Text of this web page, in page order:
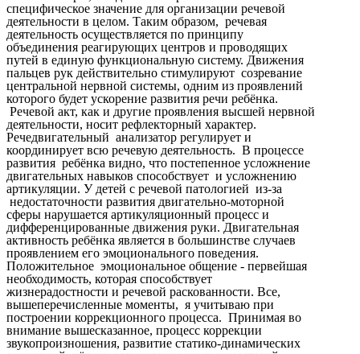
специфическое значение для организации речевой
деятельности в целом. Таким образом, речевая
деятельность осуществляется по принципу
объединения реагирующих центров и проводящих
путей в единую функциональную систему. Движения
пальцев рук действительно стимулируют созревание
центральной нервной системы, одним из проявлений
которого будет ускорение развития речи ребёнка.
Речевой акт, как и другие проявления высшей нервной
деятельности, носит рефлекторный характер.
Речедвигательный анализатор регулирует и
координирует всю речевую деятельность. В процессе
развития ребёнка видно, что постепенное усложнение
двигательных навыков способствует и усложнению
артикуляции. У детей с речевой патологией из-за
недостаточности развития двигательно-моторной
сферы нарушается артикуляционный процесс и
дифференцированные движения руки. Двигательная
активность ребёнка является в большинстве случаев
проявлением его эмоционального поведения.
Положительное эмоциональное общение - первейшая
необходимость, которая способствует
жизнерадостности и речевой раскованности. Все,
вышеперечисленные моменты, я учитываю при
построении коррекционного процесса. Принимая во
внимание вышесказанное, процесс коррекции
звукопроизношения, развитие статико-динамических